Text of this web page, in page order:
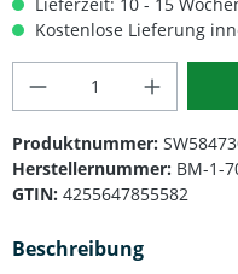
Kostenlose Lieferung
Produkt Anzahl:
Produktnummer:
Herstellernummer: BM-1-
GTIN: 4255647855582
Beschreibung